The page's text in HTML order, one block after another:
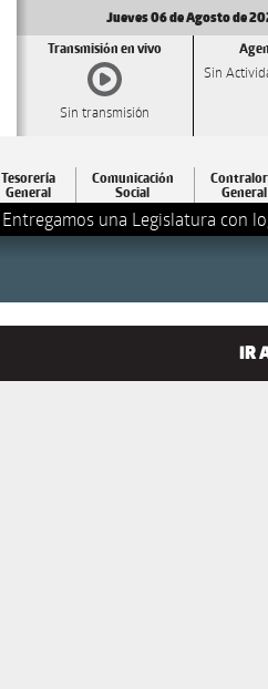
Jueves 06 de Agosto de
Transmisión en vivo
Sin transmisión
Sin
Tesorería
General
Comunicación
Social General
Entregamos una Legislatura con
IR